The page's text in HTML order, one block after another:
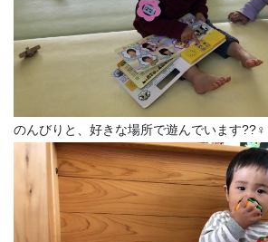
のんびりと、好きな場所で遊んでいます??‍♀️